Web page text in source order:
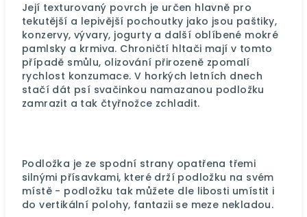
Její texturovaný povrch je určen hlavně pro
tekutější a lepivější pochoutky jako jsou paštiky,
konzervy, vývary, jogurty a další oblíbené mokré
pamlsky a krmiva. Chroničtí hltači mají v tomto
případě smůlu, olizování přirozeně zpomalí
rychlost konzumace. V horkých letních dnech
stačí dát psí svačinkou namazanou podložku
zamrazit a tak čtyřnožce zchladit.
Podložka je ze spodní strany opatřena třemi
silnými přísavkami, které drží podložku na svém
místě - podložku tak můžete dle libosti umístit i
do vertikální polohy, fantazii se meze nekladou.